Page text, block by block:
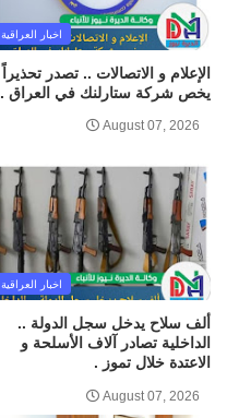
اخبار العراقية
الإعلام و الاتصالات .. تصدر تحذيراً
يخص شركة ستارلنك في العراق .
August 07, 2026
اخبار العراقية
ألف سلاح يدخل سجل الدولة ..
الداخلية تصادر آلاف الأسلحة و
الاعتدة خلال تموز .
August 07, 2026